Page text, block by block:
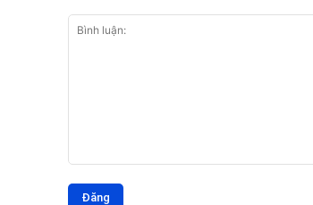
luận: